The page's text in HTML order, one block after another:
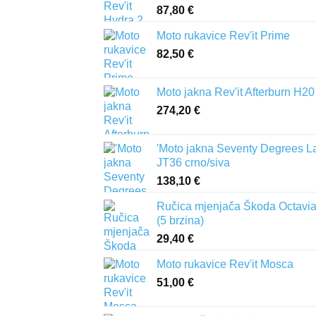
87,80 €
Moto rukavice Rev'it Prime
82,50 €
Moto jakna Rev'it Afterburn H20
274,20 €
'Moto jakna Seventy Degrees
JT36 crno/siva
138,10 €
Ručica mjenjača Škoda Octavia
(5 brzina)
29,40 €
Moto rukavice Rev'it Mosca
51,00 €